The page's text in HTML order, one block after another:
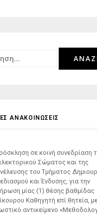
ΑΝΑΚΟΙΝΩΣΕΙΣ
σε κοινή συνεδρίαση
Σώματος και της
του Τμήματος
και Ένδυσης, για την
μίας (1) θέσης βαθμίδας
Καθηγητή επί θητεία,
αντικείμενο